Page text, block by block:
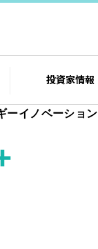
投資家情報
ーイノベーショ